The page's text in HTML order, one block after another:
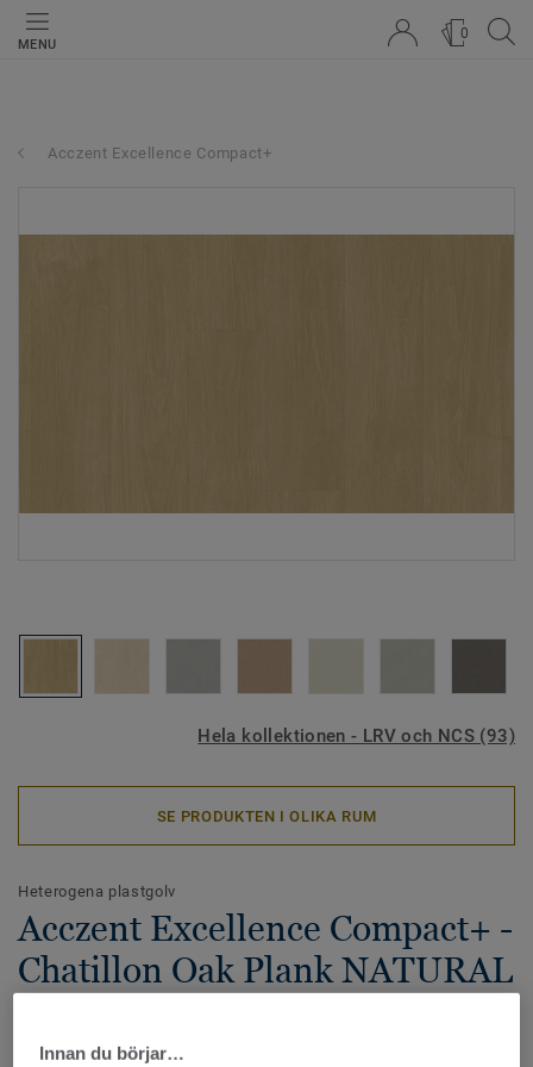
MENU
0
Acczent Excellence Compact+
Hela kollektionen - LRV och NCS (93)
SE PRODUKTEN I OLIKA RUM
Heterogena plastgolv
Acczent Excellence Compact+ -
Chatillon Oak Plank NATURAL
familjen, med lågt rullmotstånd samtidigt som den ger 8 dB
Innan du börjar…